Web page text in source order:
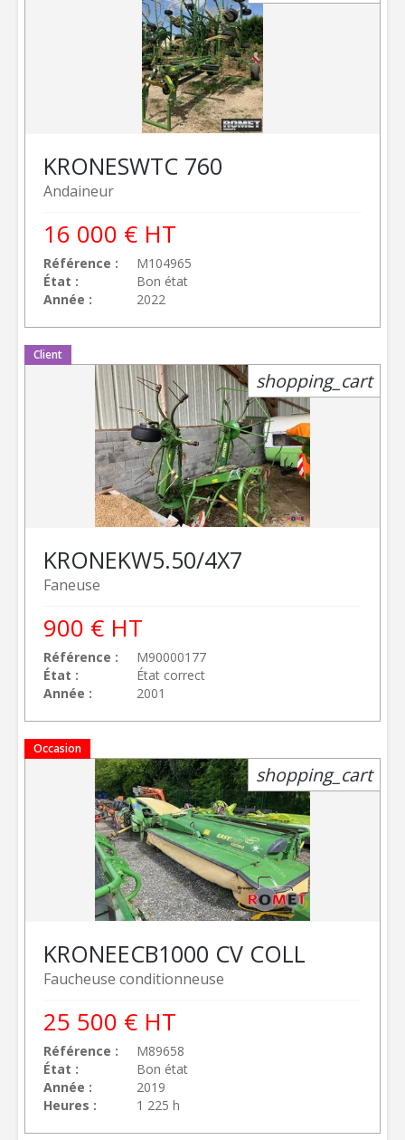
Andaineur
KRONESWTC 760
Référence
M104965
État
Bon état
Année
2022
16 000 € HT
Client
Faneuse
KRONEKW5.50/4X7
Référence
M90000177
État
État correct
Année
2001
900 € HT
shopping_cart
Occasion
Faucheuse conditionneuse
KRONEECB1000 CV COLL
Référence
M89658
État
Bon état
Année
2019
Heures
1 225 h
25 500 € HT
shopping_cart